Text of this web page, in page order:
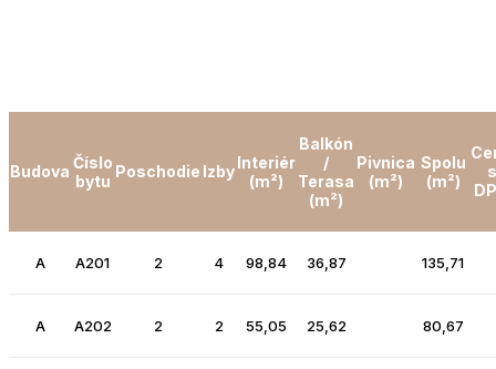
Budova Číslo
bytu
Poschodie IzbyInteriér
(m²)
Balkón
/
Terasa
(m²)
Pivnica
(m²)
Spolu
(m²)
s
A A201 2 4 98,84 36,87 135,71
A A202 2 2 55,05 25,62 80,67